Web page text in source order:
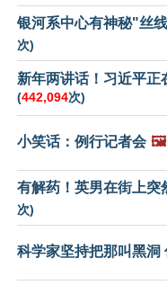
银河系中心有神秘"丝
次)
新年两讲话！习近平正
(442,094次)
小笑话：例行记者会 🖼️
有解药！英男在街上突
次)
科学家坚持把那叫黑洞